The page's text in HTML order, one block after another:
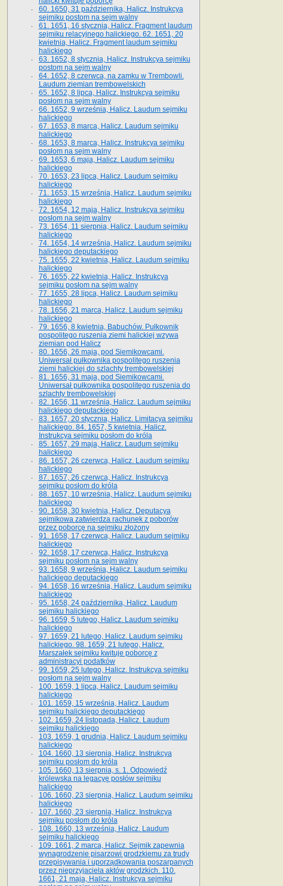
60. 1650, 31 października, Halicz. Instrukcya
sejmiku postom na sejm walny
61. 1651, 16 stycznia, Halicz. Fragment laudum
sejmiku relacyjnego halickiego. 62. 1651, 20
kwietnia, Halicz. Fragment laudum sejmiku
halickiego
63. 1652, 8 stycznia, Halicz. Instrukcya sejmiku
postom na sejm walny
64. 1652, 8 czerwca, na zamku w Trembowli.
Laudum ziemian trembowelskich
65. 1652, 8 lipca, Halicz. Instrukcya sejmiku
posłom na sejm walny
66. 1652, 9 września, Halicz. Laudum sejmiku
halickiego
67. 1653, 8 marca, Halicz. Laudum sejmiku
halickiego
68. 1653, 8 marca, Halicz. Instrukcya sejmiku
posłom na sejm walny
69. 1653, 6 maja, Halicz. Laudum sejmiku
halickiego
70. 1653, 23 lipca, Halicz. Laudum sejmiku
halickiego
71. 1653, 15 września, Halicz. Laudum sejmiku
halickiego
72. 1654, 12 maja, Halicz. Instrukcya sejmiku
posłom na sejm walny
73. 1654, 11 sierpnia, Halicz. Laudum sejmiku
halickiego
74. 1654, 14 września, Halicz. Laudum sejmiku
halickiego deputackiego
75. 1655, 22 kwietnia, Halicz. Laudum sejmiku
halickiego
76. 1655, 22 kwietnia, Halicz. Instrukcya
sejmiku posłom na sejm walny
77. 1655, 28 lipca, Halicz. Laudum sejmiku
halickiego
78. 1656, 21 marca, Halicz. Laudum sejmiku
halickiego
79. 1656, 8 kwietnia, Babuchów. Pułkownik
pospolitego ruszenia ziemi halickiej wzywa
ziemian pod Halicz
80. 1656, 26 maja, pod Siemikowcami.
Uniwersał pułkownika pospolitego ruszenia
ziemi halickiej do szlachty trembowelskiej
81. 1656, 31 maja, pod Siemikowcami.
Uniwersał pułkownika pospolitego ruszenia do
szlachty trembowelskiej
82. 1656, 11 września, Halicz. Laudum sejmiku
halickiego deputackiego
83. 1657, 20 stycznia, Halicz. Limitacya sejmiku
halickiego. 84. 1657, 5 kwietnia, Halicz.
Instrukcya sejmiku posłom do króla
85. 1657, 29 maja, Halicz. Laudum sejmiku
halickiego
86. 1657, 26 czerwca, Halicz. Laudum sejmiku
halickiego
87. 1657, 26 czerwca, Halicz. Instrukcya
sejmiku posłom do króla
88. 1657, 10 września, Halicz. Laudum sejmiku
halickiego
90. 1658, 30 kwietnia, Halicz. Deputacya
sejmikowa zatwierdza rachunek z poborów
przez poborcę na sejmiku złożony
91. 1658, 17 czerwca, Halicz. Laudum sejmiku
halickiego
92. 1658, 17 czerwca, Halicz. Instrukcya
sejmiku posłom na sejm walny
93. 1658, 9 września, Halicz. Laudum sejmiku
halickiego deputackiego
94. 1658, 16 września, Halicz. Laudum sejmiku
halickiego
95. 1658, 24 października, Halicz. Laudum
sejmiku halickiego
96. 1659, 5 lutego, Halicz. Laudum sejmiku
halickiego
97. 1659, 21 lutego, Halicz. Laudum sejmiku
halickiego. 98. 1659, 21 lutego, Halicz.
Marszałek sejmiku kwituje poborcę z
administracyi podatków
99. 1659, 25 lutego, Halicz. Instrukcya sejmiku
posłom na sejm walny
100. 1659, 1 lipca, Halicz. Laudum sejmiku
halickiego
101. 1659, 15 września, Halicz. Laudum
sejmiku halickiego deputackiego
102. 1659, 24 listopada, Halicz. Laudum
sejmiku halickiego
103. 1659, 1 grudnia, Halicz. Laudum sejmiku
halickiego
104. 1660, 13 sierpnia, Halicz. Instrukcya
sejmiku posłom do króla
105. 1660, 13 sierpnia, s. 1. Odpowiedź
królewska na legacyę posłów sejmiku
halickiego
106. 1660, 23 sierpnia, Halicz. Laudum sejmiku
halickiego
107. 1660, 23 sierpnia, Halicz. Instrukcya
sejmiku posłom do króla
108. 1660, 13 września, Halicz. Laudum
sejmiku halickiego
109. 1661, 2 marca, Halicz. Sejmik zapewnia
wynagrodzenie pisarzowi grodzkiemu za trudy
przepisywania i uporządkowania poszarpanych
przez nieprzyjaciela aktów grodzkich. 110.
1661, 21 maja, Halicz. Instrukcya sejmiku